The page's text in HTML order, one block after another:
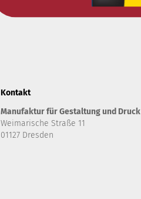
Kontakt
Manufaktur für Gestaltung und Druck
Weimarische Straße 11
01127 Dresden